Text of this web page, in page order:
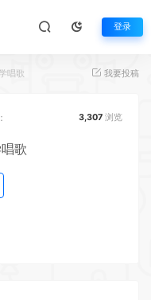
登录
唱歌 我要投稿
3,307 浏览
歌